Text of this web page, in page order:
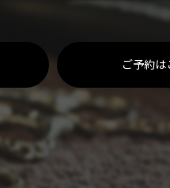
ご予約は